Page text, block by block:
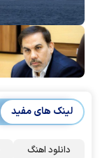
لینک های مفید
دانلود اهنگ